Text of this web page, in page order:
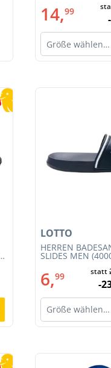
14,99
Größe wählen…
HERREN
SLIDES MEN
LOTTO
6,99 statt
-
Größe wählen…